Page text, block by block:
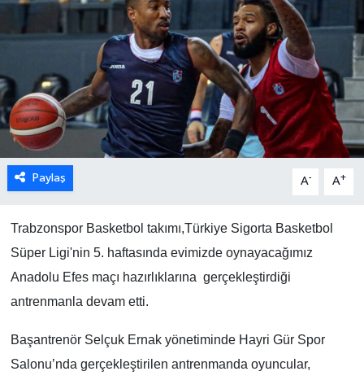
Paylaş A- A+
Trabzonspor Basketbol takımı,Türkiye Sigorta Basketbol
Süper Ligi'nin 5. haftasında evimizde oynayacağımız
Anadolu Efes maçı hazırlıklarına gerçekleştirdiği
antrenmanla devam etti.
Başantrenör Selçuk Ernak yönetiminde Hayri Gür Spor
Salonu’nda gerçekleştirilen antrenmanda oyuncular,